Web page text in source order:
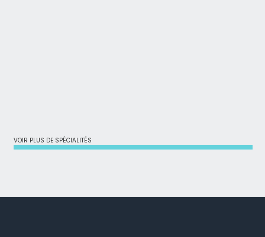
VOIR PLUS DE SPÉCIALITÉS